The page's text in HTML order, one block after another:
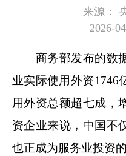
来源：
2026-
商务部发布的数据
业实际使用外资1746
用外资总额超七成，
资企业来说，中国不
也正成为服务业投资的